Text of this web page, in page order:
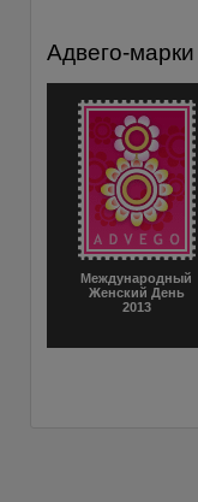
Адвего-марки
Международный
Женский День
2013